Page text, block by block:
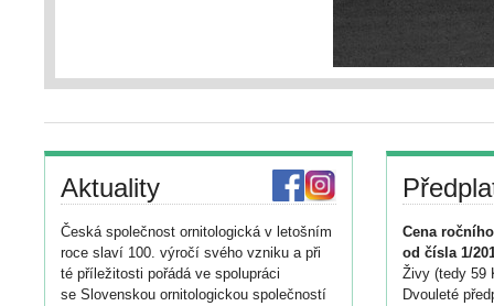
Aktuality
Česká společnost ornitologická v letošním
roce slaví 100. výročí svého vzniku a při
té příležitosti pořádá ve spolupráci
se Slovenskou ornitologickou společností
Cena
od čísla 1/
Živy (tedy 59
Dvouleté